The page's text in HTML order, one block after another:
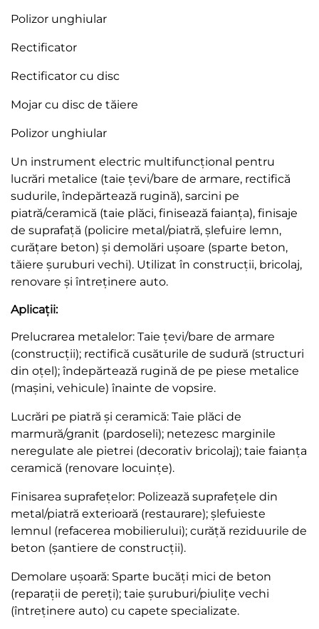
Polizor unghiular
Rectificator
Rectificator cu disc
Mojar cu disc de tăiere
Polizor unghiular
Un instrument electric multifuncțional pentru
lucrări metalice (taie țevi/bare de armare, rectifică
sudurile, îndepărtează rugină), sarcini pe
piatră/ceramică (taie plăci, finisează faianța), finisaje
de suprafață (policire metal/piatră, șlefuire lemn,
curățare beton) și demolări ușoare (sparte beton,
tăiere șuruburi vechi). Utilizat în construcții, bricolaj,
renovare și întreținere auto.
Aplicații:
Prelucrarea metalelor: Taie țevi/bare de armare
(construcții); rectifică cusăturile de sudură (structuri
din oțel); îndepărtează rugină de pe piese metalice
(mașini, vehicule) înainte de vopsire.
Lucrări pe piatră și ceramică: Taie plăci de
marmură/granit (pardoseli); netezesc marginile
neregulate ale pietrei (decorativ bricolaj); taie faianța
ceramică (renovare locuințe).
Finisarea suprafețelor: Polizează suprafețele din
metal/piatră exterioară (restaurare); șlefuieste
lemnul (refacerea mobilierului); curăță reziduurile de
beton (șantiere de construcții).
Demolare ușoară: Sparte bucăți mici de beton
(reparații de pereți); taie șuruburi/piulițe vechi
(întreținere auto) cu capete specializate.